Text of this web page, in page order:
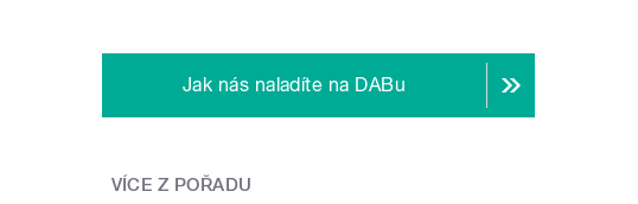
Jak nás naladíte na DABu
VÍCE Z POŘADU